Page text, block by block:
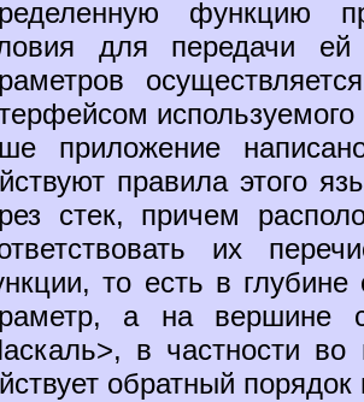
функцию
для передачи ей
приложение
правила этого
стек, причем
их
то есть в глубине
а на вершине
в частности
обратный